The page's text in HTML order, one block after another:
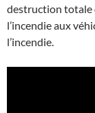
destruction totale
l’incendie aux
l’incendie.